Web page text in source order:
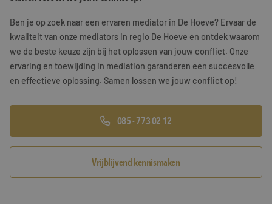
Training & Leiderschap
Referenties
Blogs
Documenten
Ben je op zoek naar een ervaren mediator in De Hoeve? Ervaar de
kwaliteit van onze mediators in regio De Hoeve en ontdek waarom
we de beste keuze zijn bij het oplossen van jouw conflict. Onze
ervaring en toewijding in mediation garanderen een succesvolle
en effectieve oplossing. Samen lossen we jouw conflict op!
085 - 773 02 12
Vrijblijvend kennismaken